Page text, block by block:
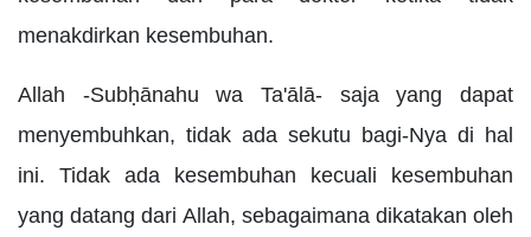
menakdirkan kesembuhan.
Allah -Subḥānahu wa Ta'ālā- saja yang dapat
menyembuhkan, tidak ada sekutu bagi-Nya di hal
ini. Tidak ada kesembuhan kecuali kesembuhan
yang datang dari Allah, sebagaimana dikatakan oleh